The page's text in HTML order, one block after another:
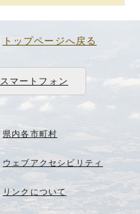
トップページへ戻る
スマートフォン
県内各市町村
ウェブアクセシビリティ
リンクについて